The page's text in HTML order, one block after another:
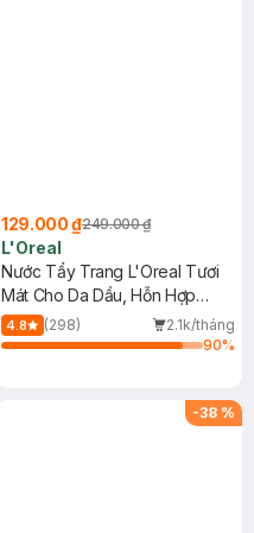
129.000 ₫249.000 ₫
L'Oreal
Nước Tẩy Trang L'Oreal Tươi
Mát Cho Da Dầu, Hỗn Hợp
400ml
4.8 (298)
2.1k/tháng
90%
-38 %